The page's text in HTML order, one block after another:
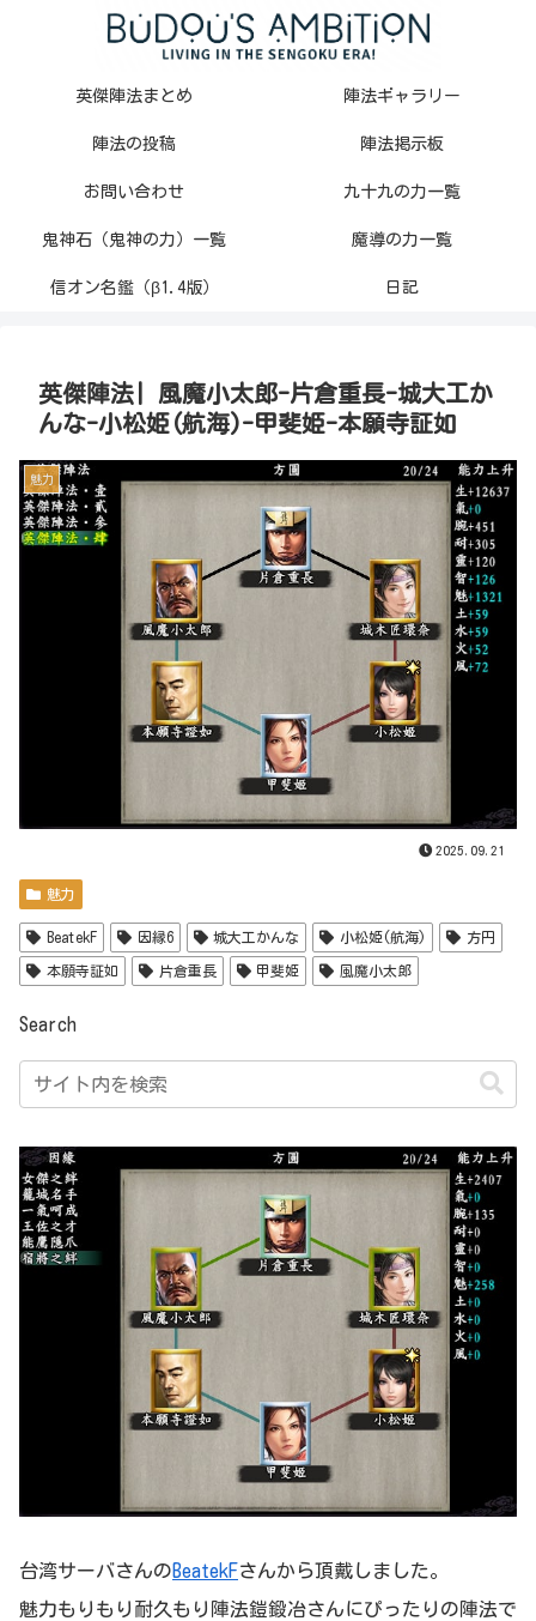
英傑陣法まとめ 陣法ギャラリー
陣法の投稿 陣法掲示板
お問い合わせ 九十九の力一覧
鬼神石（鬼神の力）一覧 魔導の力一覧
信オン名鑑（β1.4版） 日記
英傑陣法| 風魔小太郎-片倉重長-城大工か
んな-小松姫(航海)-甲斐姫-本願寺証如
魅力
2025.09.21
魅力
BeatekF 因縁6 城大工かんな 小松姫(航海) 方円
本願寺証如 片倉重長 甲斐姫 風魔小太郎
Search
台湾サーバさんのBeatekFさんから頂戴しました。
魅力もりもり耐久もり陣法鎧鍛冶さんにぴったりの陣法で